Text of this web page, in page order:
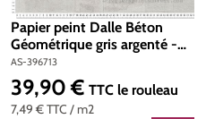
Papier peint Dalle Béton
Géométrique gris argenté -
Stories of Life d'A.S. Création
| Réf. AS-396713
AS-396713
7,49 €TTC / m2
Prix régulier :
39,90 € TTC le rouleau